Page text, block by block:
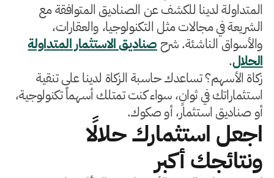
المتداولة لدينا للكشف عن الصناديق المتوافقة مع
الشريعة في مجالات مثل التكنولوجيا، والعقارات،
والأسواق الناشئة. شرحصناديق الاستثمار المتداولة
الحلال.
زكاة الأسهم؟ تساعدك حاسبة الزكاة لدينا على تنقية
استثماراتك في ثوانٍ، سواء كنت تمتلك أسهماً تكنولوجية،
أو صناديق استثمار، أو صكوك.
اجعل استثمارك حلالًا
ونتائجك أكبر